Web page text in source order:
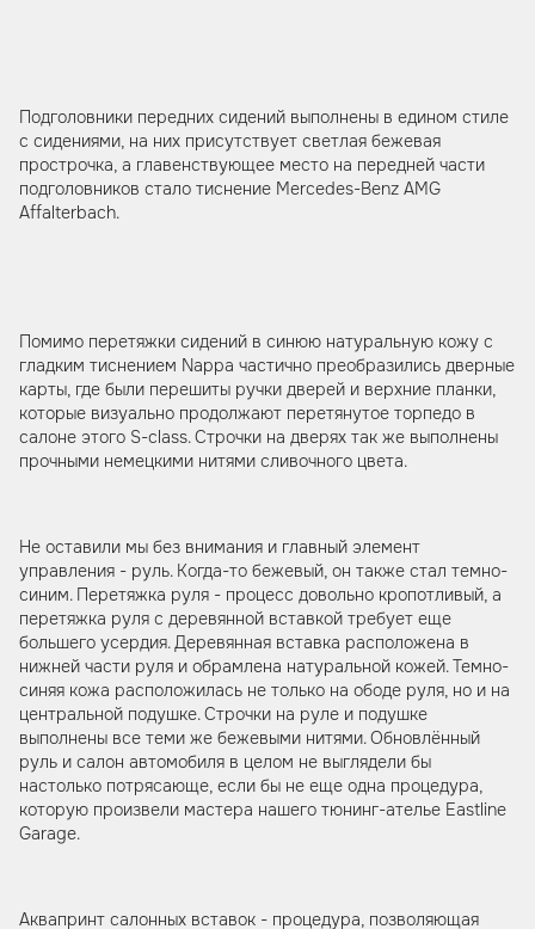
Подголовники передних сидений выполнены в едином стиле
с сидениями, на них присутствует светлая бежевая
прострочка, а главенствующее место на передней части
подголовников стало тиснение Mercedes-Benz AMG
Affalterbach.
Помимо перетяжки сидений в синюю натуральную кожу с
гладким тиснением Nappa частично преобразились дверные
карты, где были перешиты ручки дверей и верхние планки,
которые визуально продолжают перетянутое торпедо в
салоне этого S-class. Строчки на дверях так же выполнены
прочными немецкими нитями сливочного цвета.
Не оставили мы без внимания и главный элемент
управления - руль. Когда-то бежевый, он также стал темно-
синим. Перетяжка руля - процесс довольно кропотливый, а
перетяжка руля с деревянной вставкой требует еще
большего усердия. Деревянная вставка расположена в
нижней части руля и обрамлена натуральной кожей. Темно-
синяя кожа расположилась не только на ободе руля, но и на
центральной подушке. Строчки на руле и подушке
выполнены все теми же бежевыми нитями. Обновлённый
руль и салон автомобиля в целом не выглядели бы
настолько потрясающе, если бы не еще одна процедура,
которую произвели мастера нашего тюнинг-ателье Eastline
Garage.
Аквапринт салонных вставок - процедура, позволяющая